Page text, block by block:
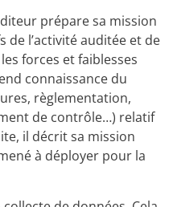
prépare sa mission
de l’activité auditée et de
forces et faiblesses
connaissance du
règlementation,
de contrôle…) relatif
il décrit sa mission
à déployer pour la